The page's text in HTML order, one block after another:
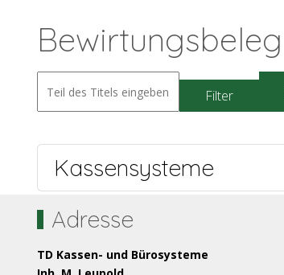
Bewirtungsbeleg
Filter
Kassensysteme
Adresse
TD Kassen- und Bürosysteme